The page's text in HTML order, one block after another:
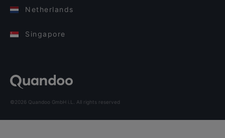
Netherlands
Singapore
©2026 Quandoo GmbH i.L. All rights reserved